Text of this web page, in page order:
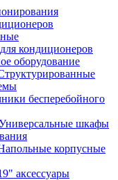
кондиционеров
оборудование
бесперебойного
шкафы
корпусные
аксессуары